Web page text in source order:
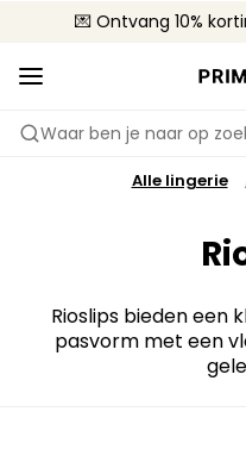
💌 Ontvang 10%
🚚 Gratis
📦
Waar ben je naar op
Alle lingerie
Rioslips bieden een
pasvorm met een